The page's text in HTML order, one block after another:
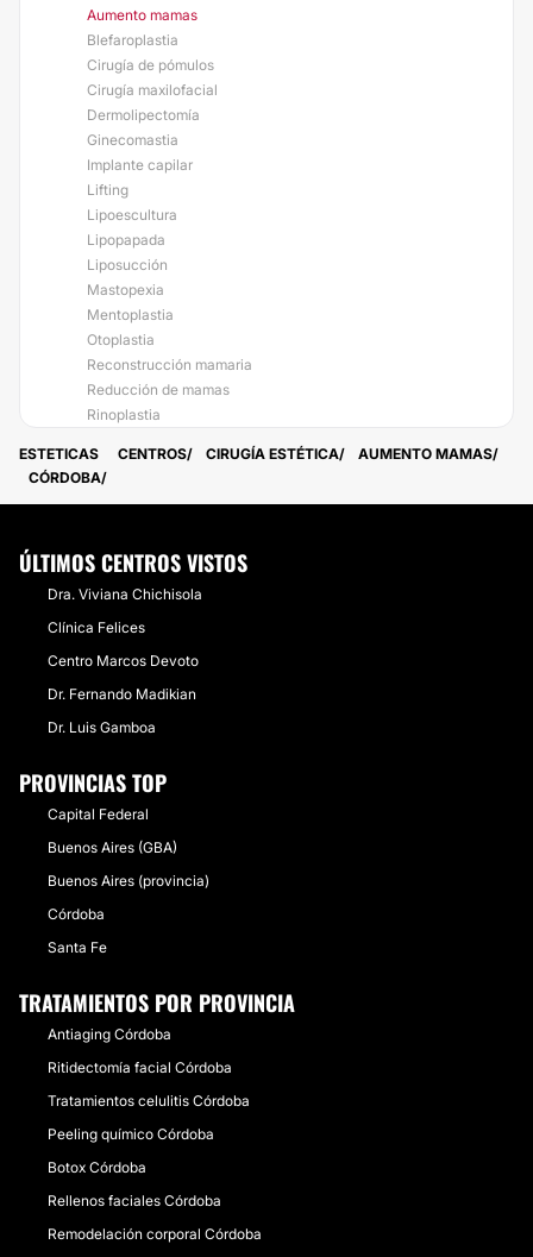
Aumento mamas
Blefaroplastia
Cirugía de pómulos
Cirugía maxilofacial
Dermolipectomía
Ginecomastia
Implante capilar
Lifting
Lipoescultura
Lipopapada
Liposucción
Mastopexia
Mentoplastia
Otoplastia
Reconstrucción mamaria
Reducción de mamas
Rinoplastia
ESTETICAS CENTROS CIRUGÍA ESTÉTICA
AUMENTO MAMAS
CÓRDOBA
ÚLTIMOS CENTROS VISTOS
Dra. Viviana Chichisola
Clínica Felices
Centro Marcos Devoto
Dr. Fernando Madikian
Dr. Luis Gamboa
PROVINCIAS TOP
Capital Federal
Buenos Aires (GBA)
Buenos Aires (provincia)
Córdoba
Santa Fe
TRATAMIENTOS POR PROVINCIA
Antiaging Córdoba
Ritidectomía facial Córdoba
Tratamientos celulitis Córdoba
Peeling químico Córdoba
Botox Córdoba
Rellenos faciales Córdoba
Remodelación corporal Córdoba